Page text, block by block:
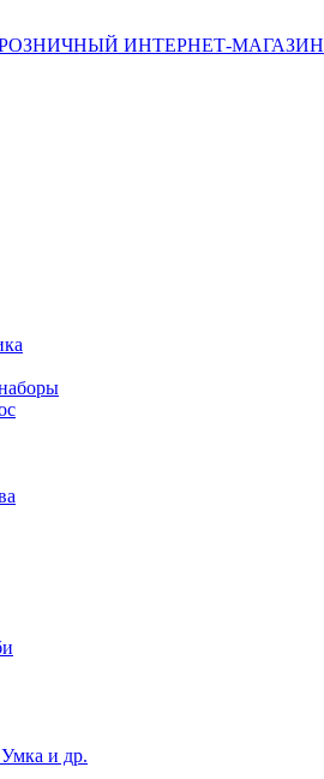
ИНТЕРНЕТ-МАГАЗИН
и др.